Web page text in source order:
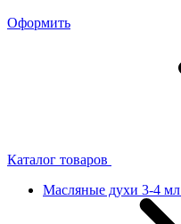
Оформить
Каталог товаров
Масляные духи 3-4 мл